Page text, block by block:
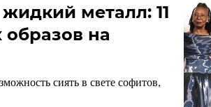
металл: 11
на
сиять в свете софитов,